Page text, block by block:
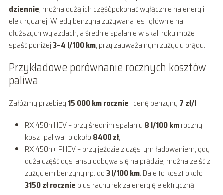
dziennie, można dużą ich część pokonać wyłącznie na energii
elektrycznej. Wtedy benzyna zużywana jest głównie na
dłuższych wyjazdach, a średnie spalanie w skali roku może
spaść poniżej3–4 l/100 km, przy zauważalnym zużyciu prądu.
Przykładowe porównanie rocznych kosztów
paliwa
Załóżmy przebieg 15 000 km rocznie i cenę benzyny 7 zł/l:
RX 450h HEV – przy średnim spalaniu 8 l/100 kmroczny
koszt paliwa to około 8400 zł,
RX 450h+ PHEV – przy jeździe z częstym ładowaniem, gdy
duża część dystansu odbywa się na prądzie, można zejść z
zużyciem benzyny np. do3 l/100 km. Daje to koszt około
3150 zł rocznie plus rachunek za energię elektryczną.